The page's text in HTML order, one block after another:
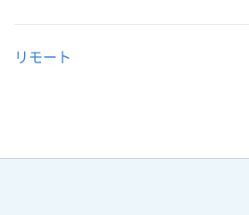
リモート